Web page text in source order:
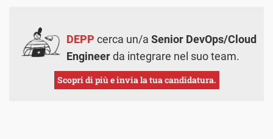
DEPP cerca un/a Senior DevOps/Cloud
Engineerda integrare nel suo team.
Scopri di più e invia la tua candidatura.